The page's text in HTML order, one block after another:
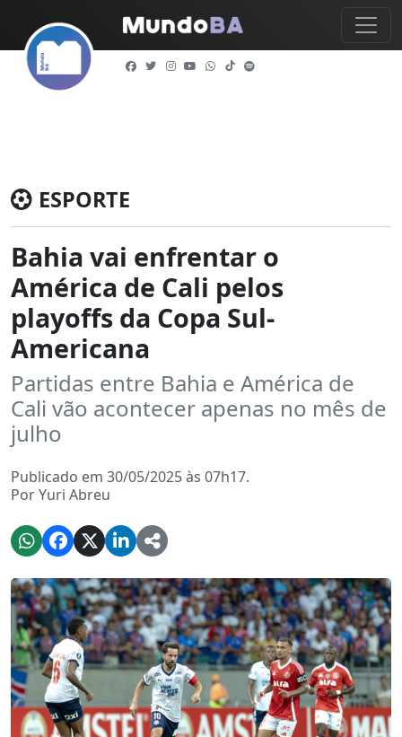
ESPORTE
Bahia vai enfrentar o
América de Cali pelos
playoffs da Copa Sul-
Americana
Partidas entre Bahia e América de
Cali vão acontecer apenas no mês de
julho
Publicado em 30/05/2025 às 07h17.
Por Yuri Abreu